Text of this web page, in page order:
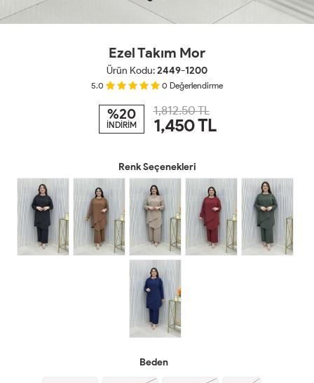
Ezel Takım Mor
Ürün Kodu:2449-1200
5.0 0 Değerlendirme
%20
İNDİRİM
1,812.50 TL
1,450TL
Renk Seçenekleri
Beden